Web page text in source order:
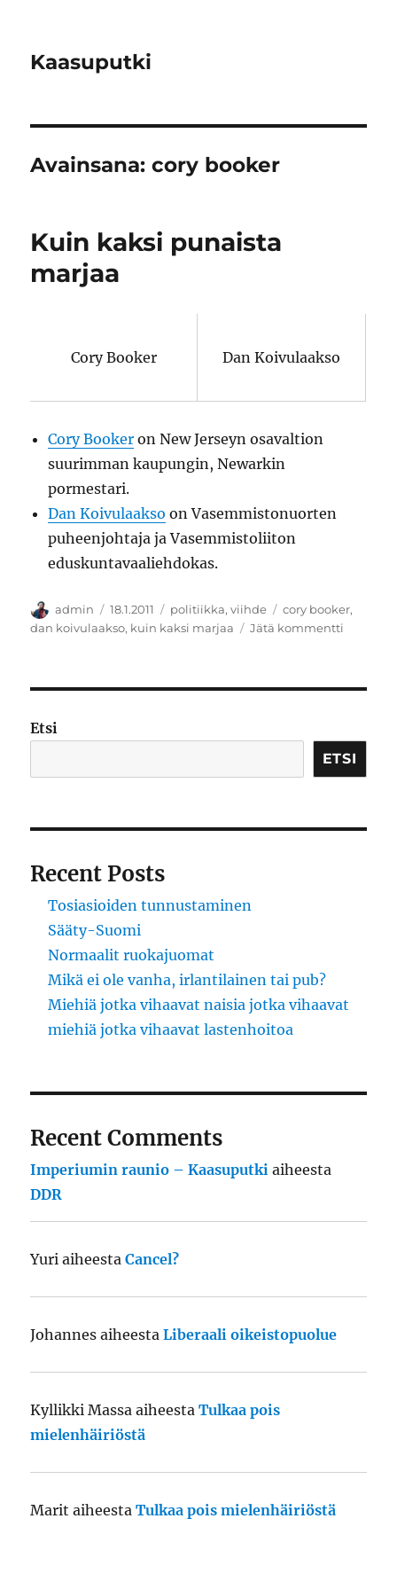
Kaasuputki
Avainsana:cory booker
Kuin kaksi punaista
marjaa
Cory Booker Dan Koivulaakso
Cory Booker on New Jerseyn osavaltion
suurimman kaupungin, Newarkin
pormestari.
Dan Koivulaakso on Vasemmistonuorten
puheenjohtaja ja Vasemmistoliiton
eduskuntavaaliehdokas.
Kirjoittaja
admin Julkaistu
18.1.2011 Kategoriat
politiikka,viihde Avainsanat
cory booker,
dan koivulaakso, kuin kaksi marjaa Jätä kommentti
Etsi
ETSI
Recent Posts
Tosiasioiden tunnustaminen
Sääty-Suomi
Normaalit ruokajuomat
Mikä ei ole vanha, irlantilainen tai pub?
Miehiä jotka vihaavat naisia jotka vihaavat
miehiä jotka vihaavat lastenhoitoa
Recent Comments
Imperiumin raunio – Kaasuputki aiheesta
DDR
Yuri aiheestaCancel?
Johannes aiheestaLiberaali oikeistopuolue
Kyllikki Massa aiheestaTulkaa pois
mielenhäiriöstä
Marit aiheestaTulkaa pois mielenhäiriöstä